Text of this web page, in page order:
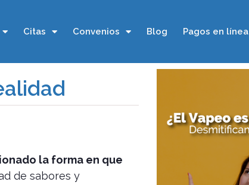
Citas Convenios Blog Pagos en línea
la forma en que
de sabores y